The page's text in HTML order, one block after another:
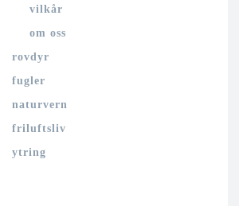
vilkår
om oss
rovdyr
fugler
naturvern
friluftsliv
ytring